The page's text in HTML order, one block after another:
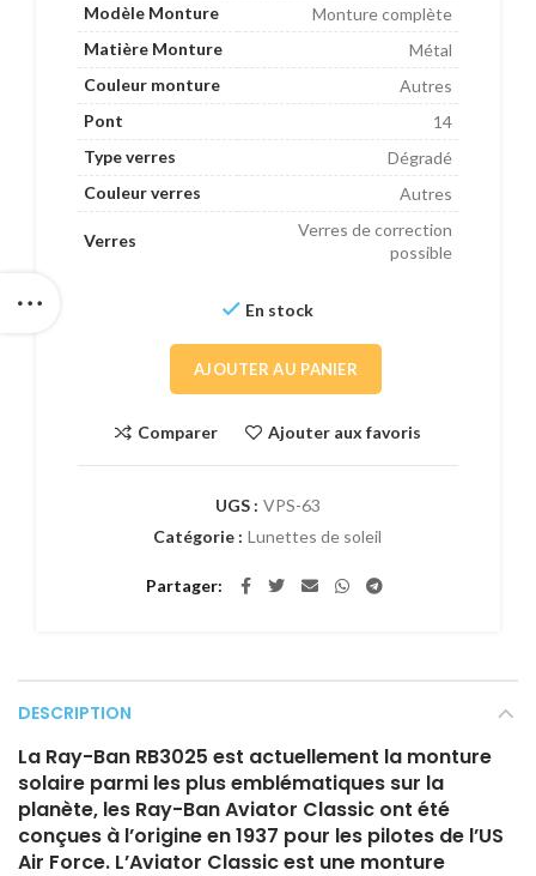
Modèle Monture
Monture complète
Matière Monture
Métal
Couleur monture
Autres
Pont
14
Type verres
Dégradé
Couleur verres
Autres
Verres
Verres de correction
possible
En stock
AJOUTER AU PANIER
Comparer Ajouter aux favoris
UGS : VPS-63
Catégorie : Lunettes de soleil
Partager
DESCRIPTION
La Ray-Ban RB3025 est actuellement la monture
solaire parmi les plus emblématiques sur la
planète, les Ray-Ban Aviator Classic ont été
conçues à l’origine en 1937 pour les pilotes de l’US
Air Force. L’Aviator Classic est une monture